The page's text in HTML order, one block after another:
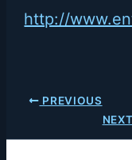
http://
PREVIOUS
NEXT